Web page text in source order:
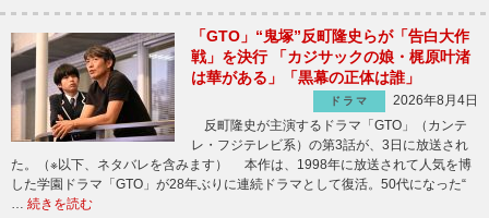
「GTO」“鬼塚”反町隆史らが「告白大作
戦」を決行 「カジサックの娘・梶原叶渚
は華がある」「黒幕の正体は誰」
ドラマ
2026年8月4日
反町隆史が主演するドラマ「GTO」（カンテ
レ・フジテレビ系）の第3話が、3日に放送され
た。（※以下、ネタバレを含みます） 本作は、1998年に放送されて人気を博
した学園ドラマ「GTO」が28年ぶりに連続ドラマとして復活。50代になった“
… 続きを読む